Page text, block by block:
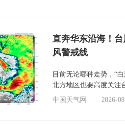
直奔华东沿海！
风警戒线
目前无论哪种走势，“
北方地区也要高度关注
中国天气网
2026-